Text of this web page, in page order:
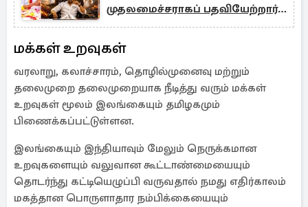
முதலமைச்சராகப் பதவியேற்றார்
தவெக தலைவர்
மக்கள் உறவுகள்
வரலாறு, கலாச்சாரம், தொழில்முனைவு மற்றும்
தலைமுறை தலைமுறையாக நீடித்து வரும் மக்கள்
உறவுகள் மூலம் இலங்கையும் தமிழகமும்
பிணைக்கப்பட்டுள்ளன.
இலங்கையும் இந்தியாவும் மேலும் நெருக்கமான
உறவுகளையும் வலுவான கூட்டாண்மையையும்
தொடர்ந்து கட்டியெழுப்பி வருவதால் நமது எதிர்காலம்
மகத்தான பொருளாதார நம்பிக்கையையும்